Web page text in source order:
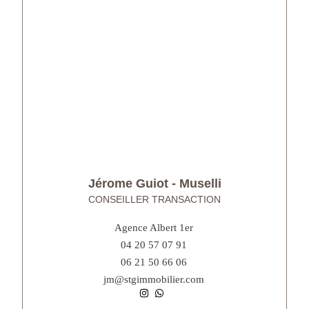
Jérome Guiot - Muselli
CONSEILLER TRANSACTION
Agence Albert 1er
04 20 57 07 91
06 21 50 66 06
jm@stgimmobilier.com